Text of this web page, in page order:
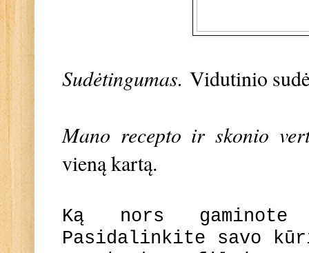
Sudėtingumas. Vidutinio
Mano recepto ir skonio
vieną kartą.
Ką nors
Pasidalinkite savo